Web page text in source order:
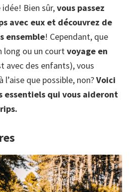
Bien sûr,vous passez
avec eux et découvrez de
ensemble! Cependant, que
long ou un courtvoyage en
avec des enfants), vous
que possible, non?Voici
essentiels qui vous aideront